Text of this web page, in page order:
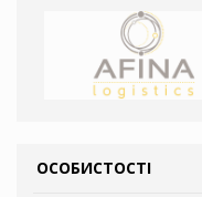
ОСОБИСТОСТІ